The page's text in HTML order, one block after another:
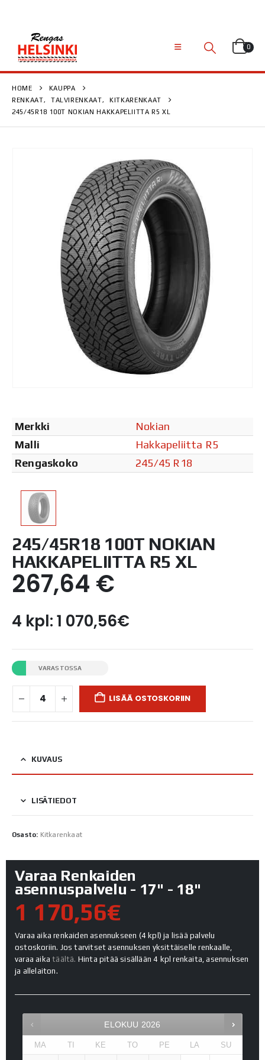
0
HOME
KAUPPA
RENKAAT, TALVIRENKAAT,
KITKARENKAAT
245/45R18 100T NOKIAN HAKKAPELIITTA R5 XL
Merkki
Nokian
Malli
Hakkapeliitta R5
Rengaskoko
245/45 R18
245/45R18 100T NOKIAN
HAKKAPELIITTA R5 XL
267,64 €
4 kpl: 1 070,56€
VARASTOSSA
LISÄÄ OSTOSKORIIN
KUVAUS
LISÄTIEDOT
Osasto: Kitkarenkaat
Varaa Renkaiden
asennuspalvelu - 17" - 18"
1 170,56€
Varaa aika renkaiden asennukseen (4 kpl) ja lisää palvelu
ostoskoriin. Jos tarvitset asennuksen yksittäiselle renkaalle,
varaa aikatäältä. Hinta pitää sisällään 4 kpl renkaita, asennuksen
ja allelaiton.
ELOKUU 2026
MA TI KE TO PE LA SU